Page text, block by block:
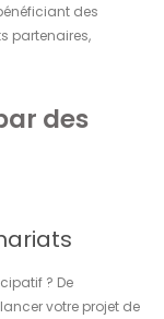
des
partenaires,
des
? De
votre projet de